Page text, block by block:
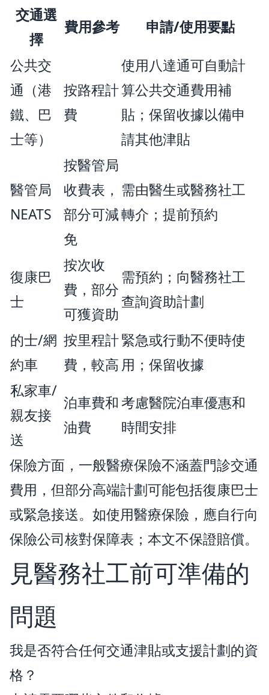
交通選
擇
費用參考
申請/使用要點
公共交
通（港
鐵、巴
士等）
按路程計
費
使用八達通可自動計
算公共交通費用補
貼；保留收據以備申
請其他津貼
醫管局
NEATS
按醫管局
收費表，
部分可減
免
需由醫生或醫務社工
轉介；提前預約
復康巴
士
按次收
費，部分
可獲資助
需預約；向醫務社工
查詢資助計劃
的士/網
約車
按里程計
費，較高
緊急或行動不便時使
用；保留收據
私家車/
親友接
送
泊車費和
油費
考慮醫院泊車優惠和
時間安排
保險方面，一般醫療保險不涵蓋門診交通
費用，但部分高端計劃可能包括復康巴士
或緊急接送。如使用醫療保險，應自行向
保險公司核對保障表；本文不保證賠償。
見醫務社工前可準備的
問題
我是否符合任何交通津貼或支援計劃的資
格？